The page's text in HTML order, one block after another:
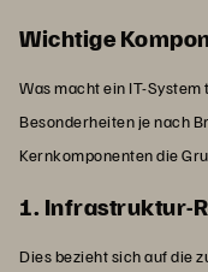
Wichtige
Was macht ein IT-
Besonderheiten je nach
Kernkomponenten die
1. Infrastruktur-
Dies bezieht sich auf die